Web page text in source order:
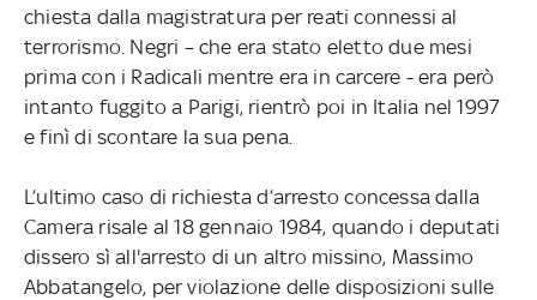
chiesta dalla magistratura per reati connessi al
terrorismo. Negri – che era stato eletto due mesi
prima con i Radicali mentre era in carcere - era però
intanto fuggito a Parigi, rientrò poi in Italia nel 1997
e finì di scontare la sua pena.
L’ultimo caso di richiesta d’arresto concessa dalla
Camera risale al 18 gennaio 1984, quando i deputati
dissero sì all'arresto di un altro missino, Massimo
Abbatangelo, per violazione delle disposizioni sulle